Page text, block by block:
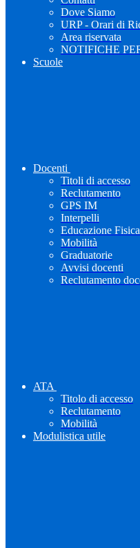
Dove Siamo
URP - Orari di
Area riservata
NOTIFICHE
Scuole
Docenti
Titoli di accesso
Reclutamento
GPS IM
Interpelli
Educazione Fisica
Mobilità
Graduatorie
Avvisi docenti
Reclutamento
ATA
Titolo di accesso
Reclutamento
Mobilità
Modulistica utile